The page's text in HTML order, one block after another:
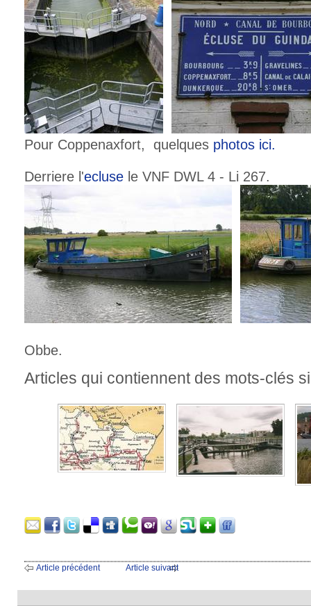
Pour Coppenaxfort, quelques photos ici.
Derriere l'ecluse le VNF DWL 4 - Li 267.
Obbe.
Articles qui contiennent des mots-clés
Article précédent Article suivant